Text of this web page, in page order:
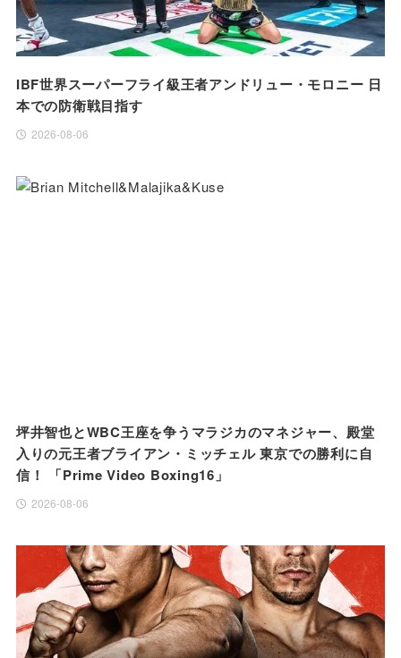
IBF世界スーパーフライ級王者アンドリュー・モロニー 日
本での防衛戦目指す
2026-08-06
坪井智也とWBC王座を争うマラジカのマネジャー、殿堂
入りの元王者ブライアン・ミッチェル 東京での勝利に自
信！ 「Prime Video Boxing16」
2026-08-06